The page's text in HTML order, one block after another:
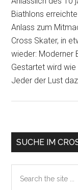
Biathlons
Anlass zum
Cross Skater, in
wieder: Moderner
Gestartet wird wie
Jeder der Lust
Primary
SUCHE IM
the